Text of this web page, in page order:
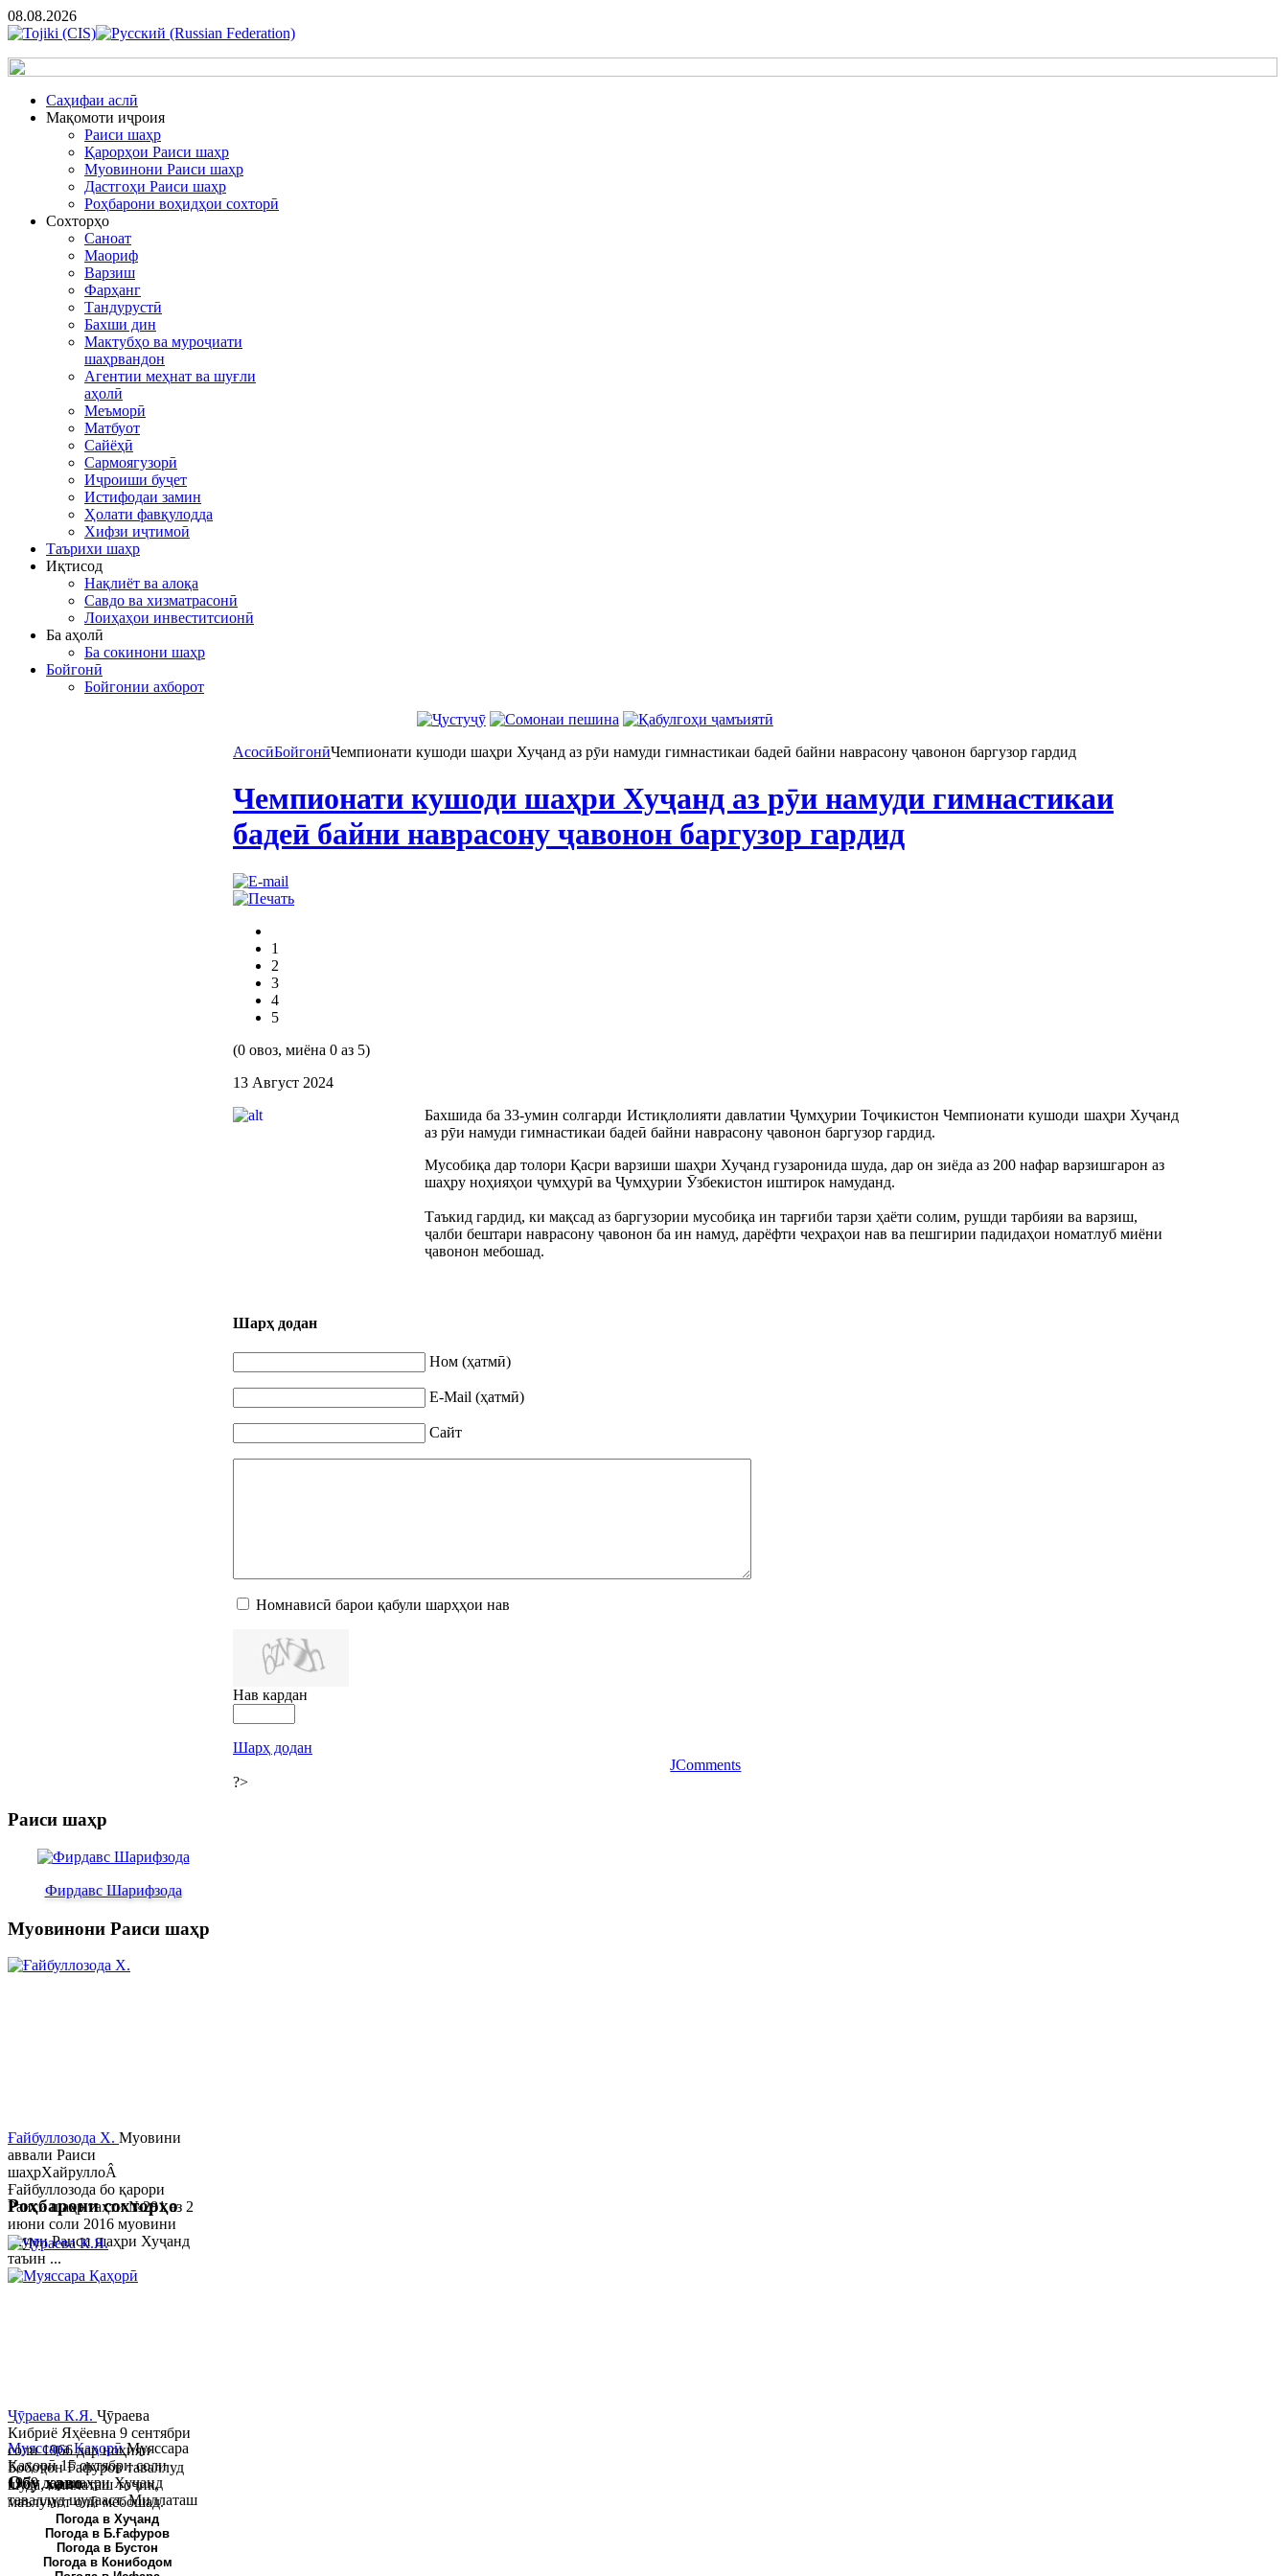
08.08.2026
Cаҳифаи аслӣ
Мақомоти иҷроия
Раиси шаҳр
Қарорҳои Раиси шаҳр
Муовинони Раиси шаҳр
Дастгоҳи Раиси шаҳр
Роҳбарони воҳидҳои сохторӣ
Сохторҳо
Саноат
Маориф
Варзиш
Фарҳанг
Тандурустӣ
Бахши дин
Мактубҳо ва муроҷиати
шаҳрвандон
Агентии меҳнат ва шуғли
аҳолӣ
Меъморӣ
Матбуот
Сайёҳӣ
Сармоягузорӣ
Иҷроиши буҷет
Истифодаи замин
Ҳолати фавқулодда
Хифзи иҷтимоӣ
Таърихи шаҳр
Иқтисод
Нақлиёт ва алоқа
Савдо ва хизматрасонӣ
Лоиҳаҳои инвеститсионӣ
Ба аҳолӣ
Ба сокинони шаҳр
Бойгонӣ
Бойгонии ахборот
АсосӣБойгонӣЧемпионати кушоди шаҳри Хуҷанд аз рӯи намуди гимнастикаи бадеӣ байни наврасону ҷавонон баргузор гардид
Чемпионати кушоди шаҳри Хуҷанд аз рӯи намуди гимнастикаи
бадеӣ байни наврасону ҷавонон баргузор гардид
1
2
3
4
5
(0 овоз, миёна 0 аз 5)
13 Август 2024
Бахшида ба 33-умин солгарди Истиқлолияти давлатии Ҷумҳурии Тоҷикистон Чемпионати кушоди шаҳри Хуҷанд
аз рӯи намуди гимнастикаи бадеӣ байни наврасону ҷавонон баргузор гардид.
Мусобиқа дар толори Қасри варзиши шаҳри Хуҷанд гузаронида шуда, дар он зиёда аз 200 нафар варзишгарон аз
шаҳру ноҳияҳои ҷумҳурӣ ва Ҷумҳурии Ӯзбекистон иштирок намуданд.
Таъкид гардид, ки мақсад аз баргузории мусобиқа ин тарғиби тарзи ҳаëти солим, рушди тарбияи ва варзиш,
ҷалби бештари наврасону ҷавонон ба ин намуд, дарёфти чеҳраҳои нав ва пешгирии падидаҳои номатлуб миёни
ҷавонон мебошад.
Шарҳ додан
Ном (ҳатмӣ)
E-Mail (ҳатмӣ)
Сайт
Номнависӣ барои қабули шарҳҳои нав
Нав кардан
Шарҳ додан
JComments
?>
Раиси шаҳр
Фирдавс Шарифзода
Муовинони Раиси шаҳр
Ғайбуллозода Х. Муовини
аввали Раиси
шаҳрХайруллоÂ
Ғайбуллозода бо қарори
Раиси шаҳр таҳти №281 аз 2
июни соли 2016 муовини
якуми Раиси шаҳри Хуҷанд
таъин ...
Муяссара ҚаҳорӣМуяссара
Қаҳорӣ 15 октябри соли
1979 дар шаҳри Хуҷанд
таваллуд шудааст. Миллаташ
тоҷик. Маълумот олӣ. Соли
2002 Донишгоҳи давлатии
Хуҷанд ба...
Роҳбарони сохторҳо
Ҷӯраева К.Я. Ҷӯраева
Кибриё Яҳёевна 9 сентябри
соли 1966 дар ноҳияи
Бобоҷон Ғафуров таваллуд
шуда, миллаташ тоҷик,
маълумот олӣ мебошад.
Соли 1997 Донишг...
Обу хаво
Погода в Хуҷанд
Погода в Б.Ғафуров
Погода в Бустон
Погода в Конибодом